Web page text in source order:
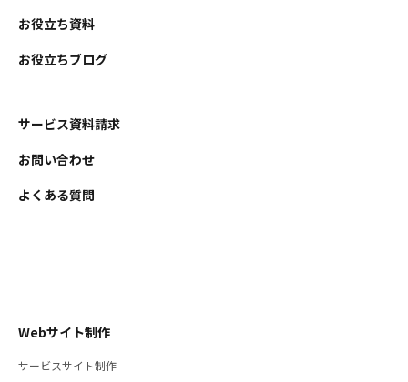
お役立ち資料
お役立ちブログ
サービス資料請求
お問い合わせ
よくある質問
Webサイト制作
サービスサイト制作